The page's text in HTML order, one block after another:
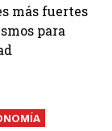
más fuertes
para